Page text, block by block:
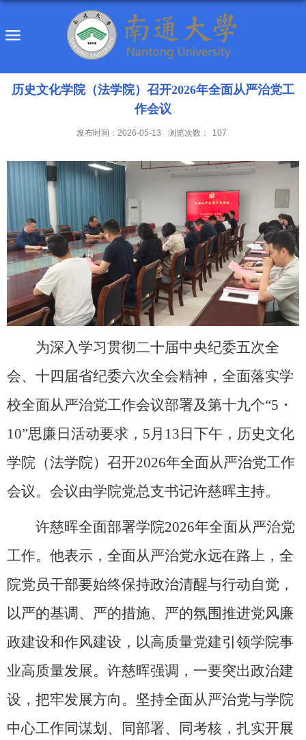
历史文化学院（法学院）召开2026年全面从严治党工
作会议
发布时间：2026-05-13 浏览次数： 107
为深入学习贯彻二十届中央纪委五次全
会、十四届省纪委六次全会精神，全面落实学
校全面从严治党工作会议部署及第十九个“5・
10”思廉日活动要求，5月13日下午，历史文化
学院（法学院）召开2026年全面从严治党工作
会议。会议由学院党总支书记许慈晖主持。
许慈晖全面部署学院2026年全面从严治党
工作。他表示，全面从严治党永远在路上，全
院党员干部要始终保持政治清醒与行动自觉，
以严的基调、严的措施、严的氛围推进党风廉
政建设和作风建设，以高质量党建引领学院事
业高质量发展。许慈晖强调，一要突出政治建
设，把牢发展方向。坚持全面从严治党与学院
中心工作同谋划、同部署、同考核，扎实开展